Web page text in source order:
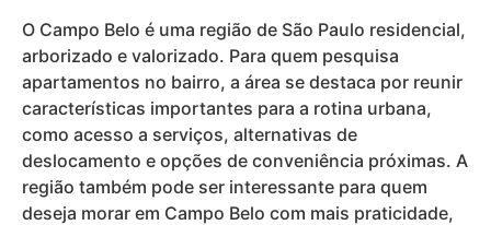
O Campo Belo é uma região de São Paulo residencial,
arborizado e valorizado. Para quem pesquisa
apartamentos no bairro, a área se destaca por reunir
características importantes para a rotina urbana,
como acesso a serviços, alternativas de
deslocamento e opções de conveniência próximas. A
região também pode ser interessante para quem
deseja morar em Campo Belo com mais praticidade,